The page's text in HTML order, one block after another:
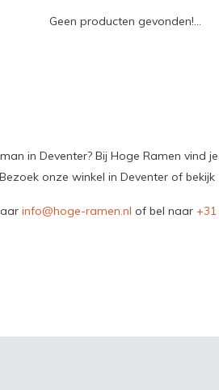
Geen producten gevonden!...
in Deventer? Bij Hoge Ramen vind
onze winkel in Deventer of
info@hoge-ramen.nl of bel naar +31